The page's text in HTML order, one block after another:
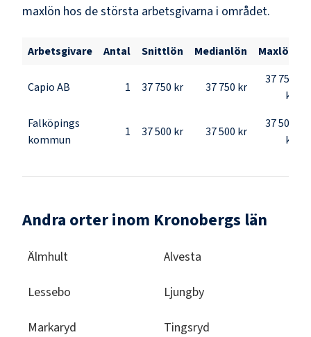
maxlön hos de största arbetsgivarna i området.
Arbetsgivare Antal Snittlön Medianlön Maxlön
Capio AB 1 37 750 kr 37 750 kr
37 750
kr
Falköpings
kommun
1 37 500 kr 37 500 kr
37 500
kr
Andra orter inom Kronobergs län
Älmhult Alvesta
Lessebo Ljungby
Markaryd Tingsryd